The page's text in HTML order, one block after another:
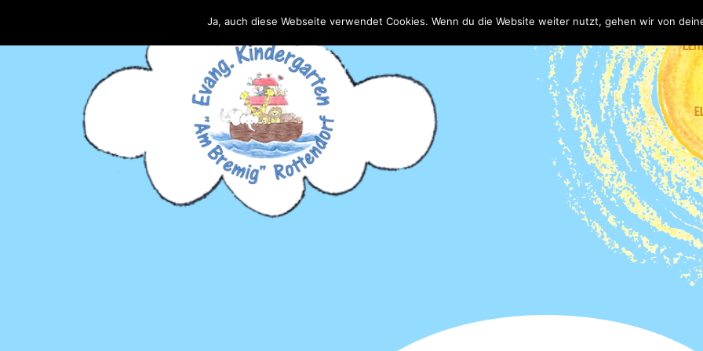
Ja, auch diese Webseite verwendet Cookies. Wenn du die Website weiter nutzt, gehen wir von